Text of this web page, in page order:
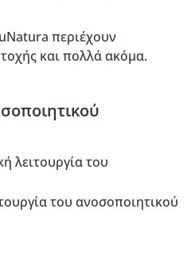
περιέχουν
και πολλά ακόμα.
λειτουργία του
του ανοσοποιητικού